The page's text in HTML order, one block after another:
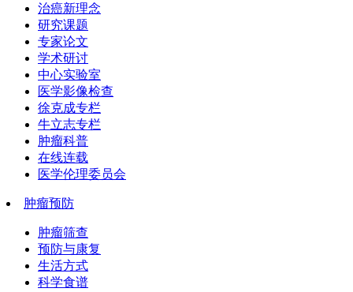
治癌新理念
研究课题
专家论文
学术研讨
中心实验室
医学影像检查
徐克成专栏
牛立志专栏
肿瘤科普
在线连载
医学伦理委员会
肿瘤预防
肿瘤筛查
预防与康复
生活方式
科学食谱